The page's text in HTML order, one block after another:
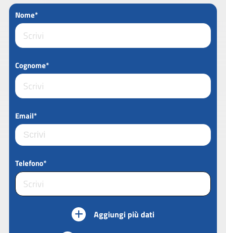
Nome*
Cognome*
Email*
Telefono*
Aggiungi più dati